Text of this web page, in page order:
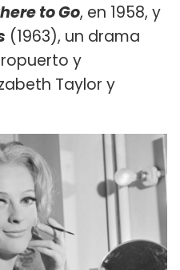
to Go, en 1958, y
(1963), un drama
y
Taylor y